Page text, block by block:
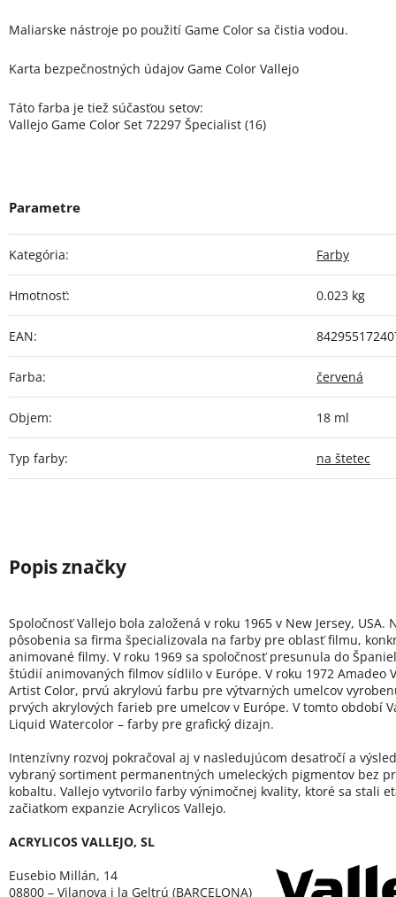
Maliarske nástroje po použití Game Color sa čistia vodou.
Karta bezpečnostných údajov Game Color Vallejo
Táto farba je tiež súčasťou setov:
Vallejo Game Color Set 72297 Špecialist (16)
Kategória: Farby
Hmotnosť: 0.023 kg
EAN:
Farba: červená
Objem: 18 ml
Typ farby: na štetec
Spoločnosť Vallejo bola založená v roku 1965 v New Jersey, USA.
pôsobenia sa firma špecializovala na farby pre oblasť filmu,
animované filmy. V roku 1969 sa spoločnosť presunula do
štúdií animovaných filmov sídlilo v Európe. V roku 1972 Amadeo
Artist Color, prvú akrylovú farbu pre výtvarných umelcov
prvých akrylových farieb pre umelcov v Európe. V tomto období
Liquid Watercolor – farby pre grafický dizajn.
Intenzívny rozvoj pokračoval aj v nasledujúcom desaťročí a
vybraný sortiment permanentných umeleckých pigmentov bez
kobaltu. Vallejo vytvorilo farby výnimočnej kvality, ktoré sa stali
začiatkom expanzie Acrylicos Vallejo.
ACRYLICOS VALLEJO, SL
Eusebio Millán, 14
08800 – Vilanova i la Geltrú (BARCELONA)